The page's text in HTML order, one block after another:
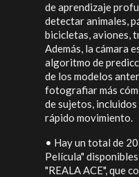
de aprendizaje
detectar animales,
bicicletas, aviones,
Además, la cámara
algoritmo de
de los modelos
fotografiar más
de sujetos, incluidos
rápido movimiento.
• Hay un total de
Película"
"REALA ACE", que